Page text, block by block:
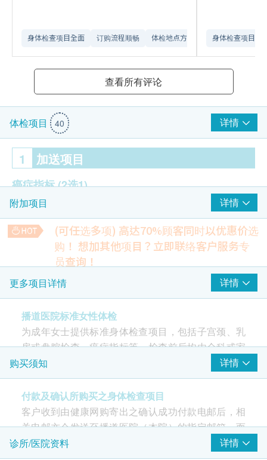
身体检查项目全面 订购流程顺畅 体检地点方便 身体检查项目全
查看所有评论
体检项目 40 详情
1 加送项目
癌症指标(2选1)
癌抗原125 (卵巢)
癌抗原15.3 (乳房)
超声波检查 (2选1)
乳房超声波扫描(40岁以下) / 3D 乳房X光造影(40岁
以上)
盘腔超声波
2 重点项目
医生咨询
全科医生会诊(兩次) - 首次检查及复诊
子宫颈病变测试 (只限女士) 重点项目
柏氏子宫颈细胞检查
附加项目 详情
(可任选多项) 高达70%顾客同时以优惠价选
购！ 想加其他项目？立即联络客户服务专
员查询！
甲乙型肝炎组合筛查
包括：乙型肝炎表面抗原、乙型肝炎表面抗体、甲型肝炎病毒
IgG抗体
HK$640.0
幽门螺旋菌吹气测试
通过分析呼气中碳13同位素的含量来判断是否感染幽门螺旋
菌。
HK$720.0
骨质健康血液检验
包括：钙、磷、镁、维生素D
700.0
更多项目详情 详情
播道医院标准女性体检
为成年女士提供标准身体检查项目，包括子宫颈、乳
房或盘腔检查、癌症指标等，检查前后均由全科或家
庭专科医生评估及跟进。
购买须知 详情
付款及确认所购买之身体检查项目
客户收到由健康网购寄出之确认成功付款电邮后，相
关电邮亦会发送至播道医院（本院）的指定邮箱，而
客户所购买的检查或医疗服务亦已经成功预约。除非
诊所/医院资料
详情